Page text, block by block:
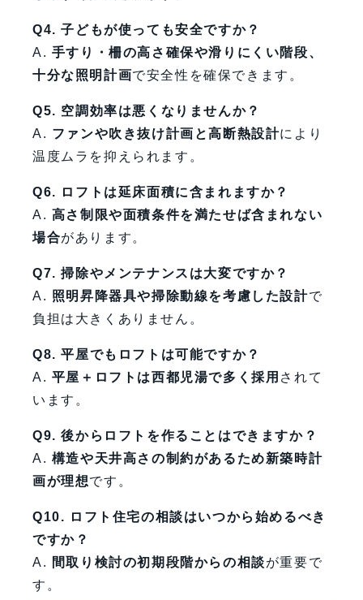
Q4. 子どもが使っても安全ですか？
A. 手すり・柵の高さ確保や滑りにくい階段、
十分な照明計画で安全性を確保できます。
Q5. 空調効率は悪くなりませんか？
A. ファンや吹き抜け計画と高断熱設計により
温度ムラを抑えられます。
Q6. ロフトは延床面積に含まれますか？
A. 高さ制限や面積条件を満たせば含まれない
場合があります。
Q7. 掃除やメンテナンスは大変ですか？
A. 照明昇降器具や掃除動線を考慮した設計で
負担は大きくありません。
Q8. 平屋でもロフトは可能ですか？
A. 平屋＋ロフトは西都児湯で多く採用 されて
います。
Q9. 後からロフトを作ることはできますか？
A. 構造や天井高さの制約があるため新築時計
画が理想です。
Q10. ロフト住宅の相談はいつから始めるべき
ですか？
A. 間取り検討の初期段階からの相談が重要で
す。